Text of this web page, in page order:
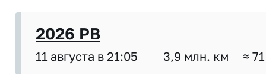
2026 PB
11 августа в 21:05 3,9 млн. км ≈